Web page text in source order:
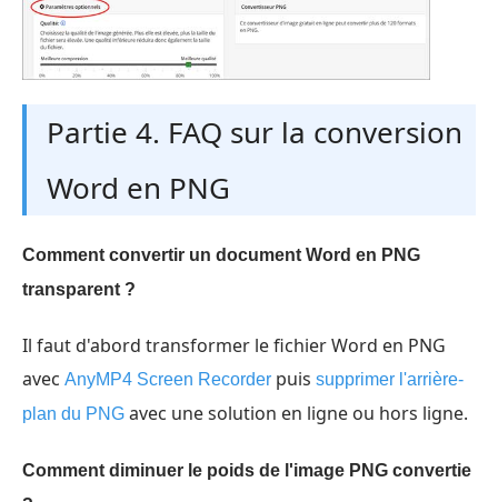
Partie 4. FAQ sur la conversion
Word en PNG
Comment convertir un document Word en PNG
transparent ?
Il faut d'abord transformer le fichier Word en PNG
avec AnyMP4 Screen Recorder puis supprimer l'arrière-
plan du PNG avec une solution en ligne ou hors ligne.
Comment diminuer le poids de l'image PNG convertie